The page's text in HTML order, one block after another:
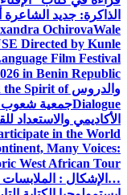
الذاكرة: جديد الشاعرة
OchirovaWale
Directed by Kunle
Film Festival
in Benin Republic.
والدروسthe Spirit of
Dialogueجمعية شعوب
الأكاديمي والاستعداد
in the World
Many Voices:
West African Tour
…الإشكال : الملابسات